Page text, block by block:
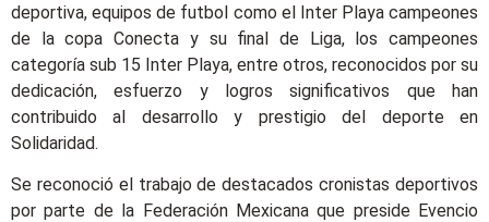
deportiva, equipos de futbol como el Inter Playa campeones
de la copa Conecta y su final de Liga, los campeones
categoría sub 15 Inter Playa, entre otros, reconocidos por su
dedicación, esfuerzo y logros significativos que han
contribuido al desarrollo y prestigio del deporte en
Solidaridad.
Se reconoció el trabajo de destacados cronistas deportivos
por parte de la Federación Mexicana que preside Evencio